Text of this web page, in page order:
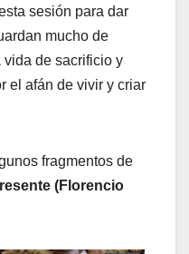
sesión para dar
mucho de
vida de sacrificio y
el afán de vivir y criar
fragmentos de
(Florencio